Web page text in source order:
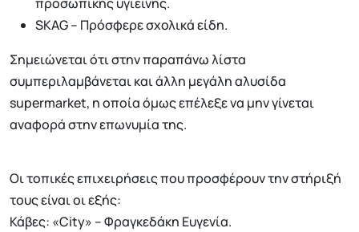
προσωπικής υγιεινής.
SKAG – Πρόσφερε σχολικά είδη.
Σημειώνεται ότι στην παραπάνω λίστα
συμπεριλαμβάνεται και άλλη μεγάλη αλυσίδα
supermarket, η οποία όμως επέλεξε να μην γίνεται
αναφορά στην επωνυμία της.
Oι τοπικές επιχειρήσεις που προσφέρουν την στήριξή
τους είναι οι εξής:
Κάβες: «City» – Φραγκεδάκη Ευγενία.